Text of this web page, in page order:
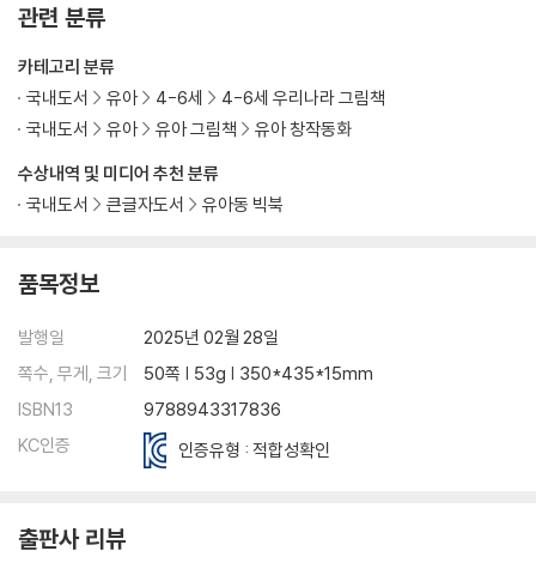
관련 분류
수상내역 및 미디어 추천 분류
국내도서
큰글자도서 유아동 빅북
카테고리 분류
국내도서
유아 4-6세
4-6세 우리나라 그림책
국내도서
유아 유아 그림책 유아 창작동화
품목정보
발행일
2025년 02월 28일
쪽수, 무게, 크기
50쪽 | 53g | 350*435*15mm
ISBN13
9788943317836
KC인증
인증유형 : 적합성확인
출판사 리뷰